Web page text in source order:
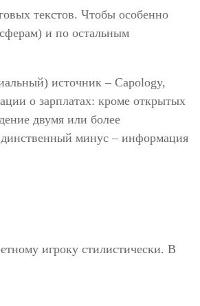
текстов. Чтобы особенно
и по остальным
источник – Capology,
о зарплатах: кроме открытых
двумя или более
минус – информация
игроку стилистически. В